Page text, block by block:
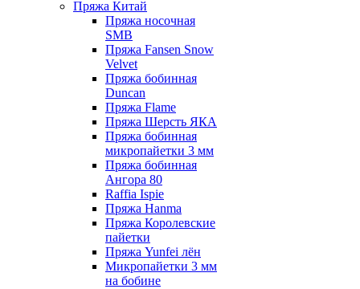
Пряжа Китай
Пряжа носочная
SMB
Пряжа Fansen Snow
Velvet
Пряжа бобинная
Duncan
Пряжа Flame
Пряжа Шерсть ЯКА
Пряжа бобинная
микропайетки 3 мм
Пряжа бобинная
Ангора 80
Raffia Ispie
Пряжа Hanma
Пряжа Королевские
пайетки
Пряжа Yunfei лён
Микропайетки 3 мм
на бобине